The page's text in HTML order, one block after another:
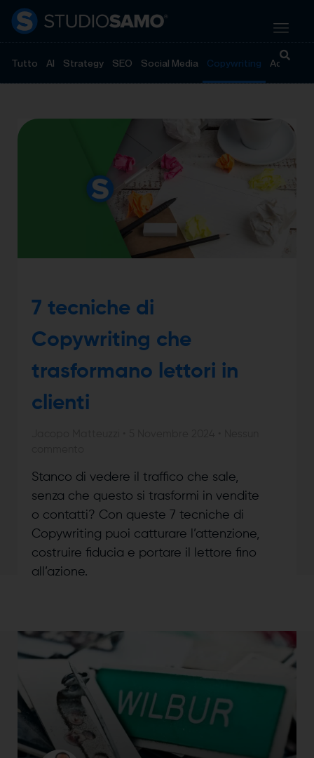
Tutto AI Strategy SEO Social Media Copywriting
7 tecniche di
Copywriting che
trasformano lettori in
clienti
Stanco di vedere il traffico che sale,
senza che questo si trasformi in vendite
o contatti? Con queste 7 tecniche di
Copywriting puoi catturare l’attenzione,
costruire fiducia e portare il lettore fino
all’azione.